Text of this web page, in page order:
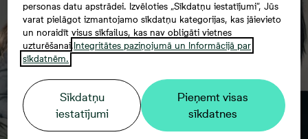
personas datu apstrādei. Izvēloties „Sīkdatņu iestatījumi”, Jūs
varat pielāgot izmantojamo sīkdatņu kategorijas, kas jāievieto
un noraidīt visus sīkfailus, kas nav obligāti vietnes
uzturēšanai.Integritātes paziņojumā un Informācijā par
sīkdatnēm.
Sīkdatņu
iestatījumi
Pieņemt visas
sīkdatnes